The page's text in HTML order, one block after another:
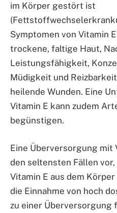
im Körper gestört ist
Symptomen von Vitamin
trockene, faltige Haut,
Leistungsfähigkeit,
Müdigkeit und
heilende Wunden. Eine
Vitamin E kann zudem
begünstigen.
Eine Überversorgung mit
den seltensten Fällen
Vitamin E aus dem
die Einnahme von hoch
zu einer Überversorgung